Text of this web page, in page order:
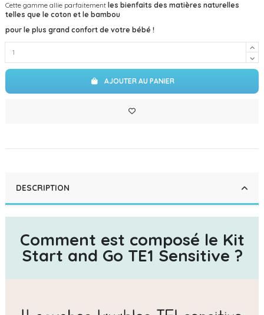
Cette gamme allie parfaitement les bienfaits des matières naturelles
telles que le coton et le bambou
pour le plus grand confort de votre bébé !
AJOUTER AU PANIER
DESCRIPTION
Comment est composé le Kit
Start and Go TE1 Sensitive ?